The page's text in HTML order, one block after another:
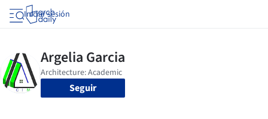
Iniciar sesión
Seguir